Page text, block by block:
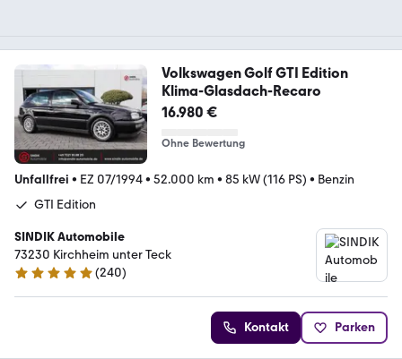
Volkswagen Golf GTI Edition
Klima-Glasdach-Recaro
16.980 €
Ohne Bewertung
Unfallfrei • EZ 07/1994• 52.000 km • 85 kW (116 PS) • Benzin
GTI Edition
SINDIK Automobile
73230 Kirchheim unter Teck
4.8 Sterne
(240)
Kontakt Parken